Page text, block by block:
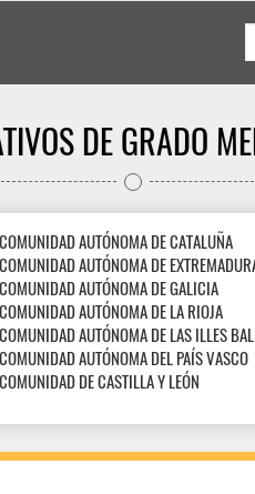
DE GRADO
COMUNIDAD AUTÓNOMA DE CATALUÑA
COMUNIDAD AUTÓNOMA DE
COMUNIDAD AUTÓNOMA DE GALICIA
COMUNIDAD AUTÓNOMA DE LA RIOJA
COMUNIDAD AUTÓNOMA DE LAS ILLES
COMUNIDAD AUTÓNOMA DEL PAÍS VASCO
COMUNIDAD DE CASTILLA Y LEÓN